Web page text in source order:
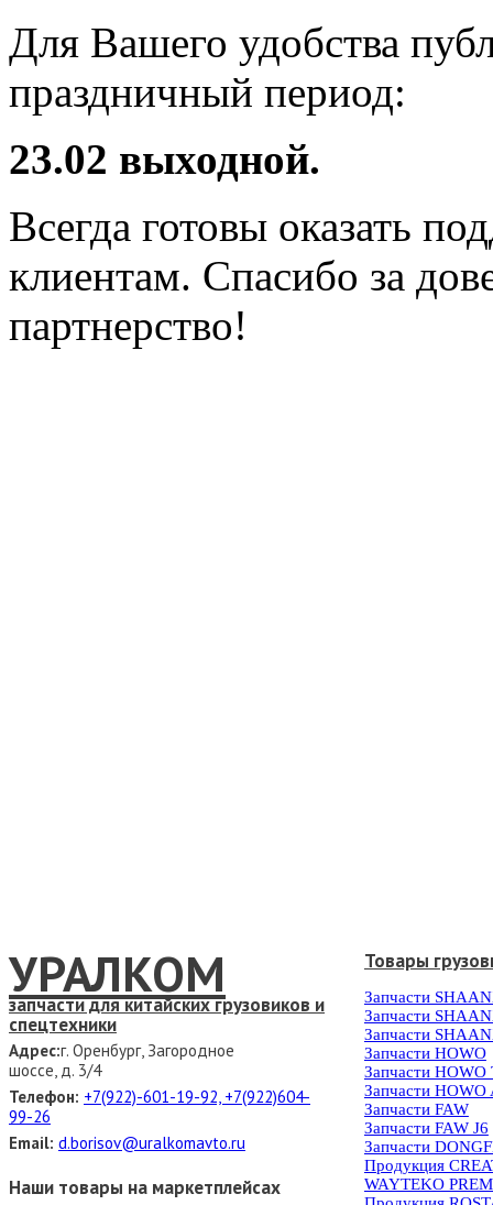
Для Вашего удобства
праздничный период:
23.02 выходной.
Всегда готовы оказать
клиентам. Спасибо за
партнерство!
УРАЛКОМ
запчасти для китайских грузовиков и
спецтехники
Адрес:г. Оренбург, Загородное
шоссе, д. 3/4
Телефон: +7(922)-601-19-92, +7(922)604-
99-26
Email: d.borisov@uralkomavto.ru
Наши товары на маркетплейсах
Товары
Запчасти
Запчасти
Запчасти
Запчасти HOWO
Запчасти HOWO
Запчасти HOWO
Запчасти FAW
Запчасти FAW J6
Запчасти
Продукция
WAYTEKO